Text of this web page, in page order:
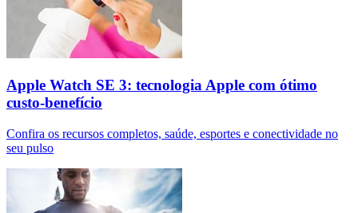
Apple Watch SE 3: tecnologia Apple com ótimo
custo-benefício
Confira os recursos completos, saúde, esportes e conectividade no
seu pulso